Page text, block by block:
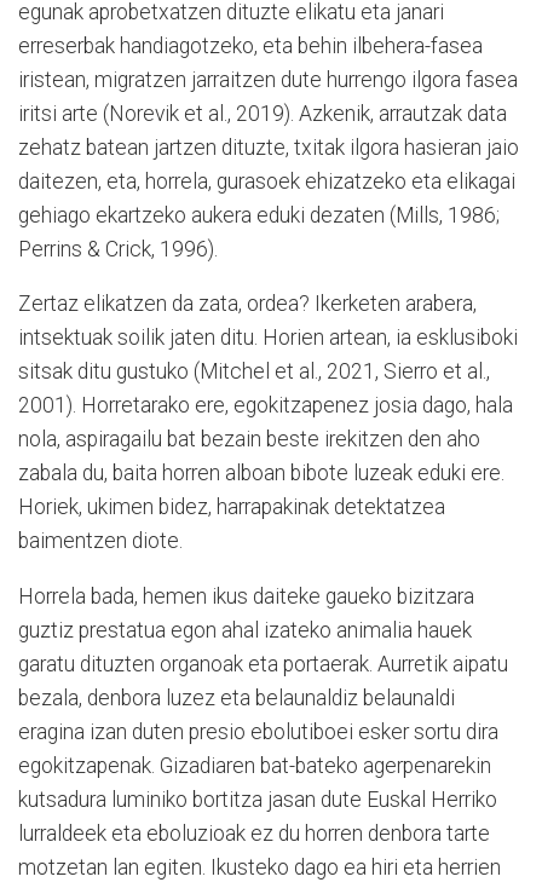
egunak aprobetxatzen dituzte elikatu eta janari
erreserbak handiagotzeko, eta behin ilbehera-fasea
iristean, migratzen jarraitzen dute hurrengo ilgora fasea
iritsi arte (Norevik et al., 2019). Azkenik, arrautzak data
zehatz batean jartzen dituzte, txitak ilgora hasieran jaio
daitezen, eta, horrela, gurasoek ehizatzeko eta elikagai
gehiago ekartzeko aukera eduki dezaten (Mills, 1986;
Perrins & Crick, 1996).
Zertaz elikatzen da zata, ordea? Ikerketen arabera,
intsektuak soilik jaten ditu. Horien artean, ia esklusiboki
sitsak ditu gustuko (Mitchel et al., 2021, Sierro et al.,
2001). Horretarako ere, egokitzapenez josia dago, hala
nola, aspiragailu bat bezain beste irekitzen den aho
zabala du, baita horren alboan bibote luzeak eduki ere.
Horiek, ukimen bidez, harrapakinak detektatzea
baimentzen diote.
Horrela bada, hemen ikus daiteke gaueko bizitzara
guztiz prestatua egon ahal izateko animalia hauek
garatu dituzten organoak eta portaerak. Aurretik aipatu
bezala, denbora luzez eta belaunaldiz belaunaldi
eragina izan duten presio ebolutiboei esker sortu dira
egokitzapenak. Gizadiaren bat-bateko agerpenarekin
kutsadura luminiko bortitza jasan dute Euskal Herriko
lurraldeek eta eboluzioak ez du horren denbora tarte
motzetan lan egiten. Ikusteko dago ea hiri eta herrien